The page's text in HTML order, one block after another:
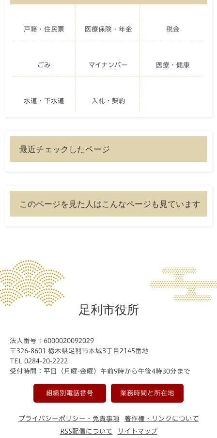
戸籍・住民票 医療保険・年金 税金
ごみ マイナンバー 医療・健康
水道・下水道 入札・契約
最近チェックしたページ
このページを見た人はこんなページも見ています
足利市役所
法人番号：6000020092029
〒326-8601 栃木県足利市本城3丁目2145番地
TEL 0284-20-2222
受付時間：平日（月曜-金曜）午前9時から午後4時30分まで
組織別電話番号 業務時間と所在地
プライバシーポリシー・免責事項
著作権・リンクについて
RSS配信について
サイトマップ